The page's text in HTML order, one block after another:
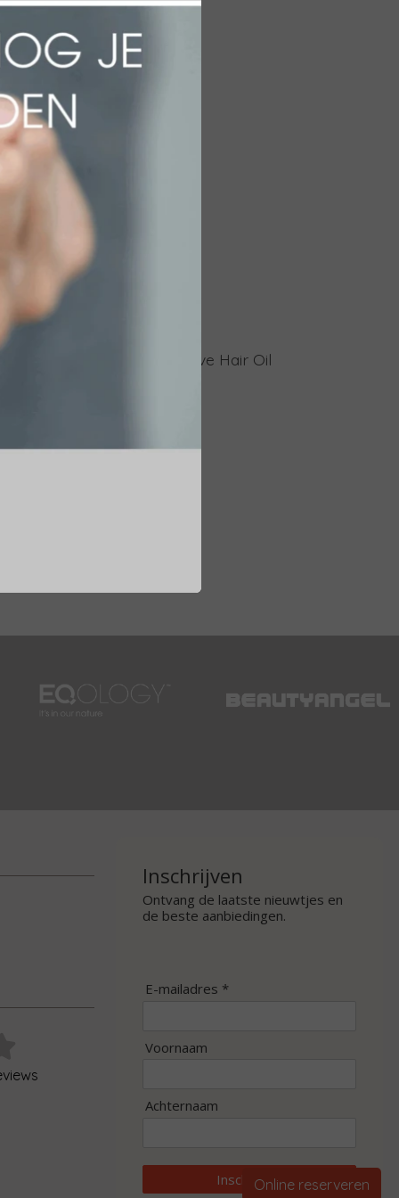
Sun Soul Protective Hair Oil
Inschrijven
Ontvang de laatste nieuwtjes en
de beste aanbiedingen.
E-mailadres *
Voornaam
Achternaam
InschrijvenOnline reserveren